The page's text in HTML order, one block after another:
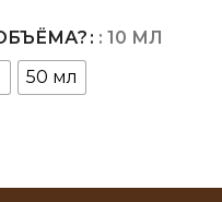
ОБЪЁМА?
: 10 МЛ
50 мл